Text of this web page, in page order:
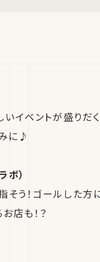
イベントが盛りだく
に♪
ボ）
そう！ゴールした
店も！？